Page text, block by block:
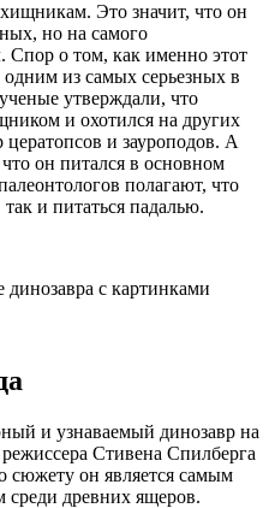
Это значит, что он
но на самого
Спор о том, как именно этот
одним из самых серьезных в
утверждали, что
и охотился на других
и зауроподов. А
он питался в основном
полагают, что
и питаться падалью.
и узнаваемый динозавр на
Стивена Спилберга
сюжету он является самым
древних ящеров.